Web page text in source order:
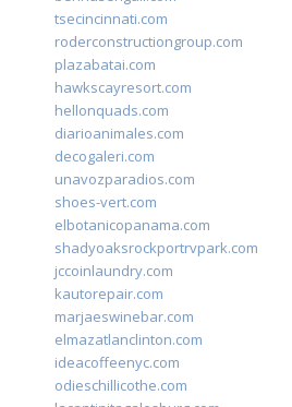
tsecincinnati.com
roderconstructiongroup.com
plazabatai.com
hawkscayresort.com
hellonquads.com
diarioanimales.com
decogaleri.com
unavozparadios.com
shoes-vert.com
elbotanicopanama.com
shadyoaksrockportrvpark.com
jccoinlaundry.com
kautorepair.com
marjaeswinebar.com
elmazatlanclinton.com
ideacoffeenyc.com
odieschillicothe.com